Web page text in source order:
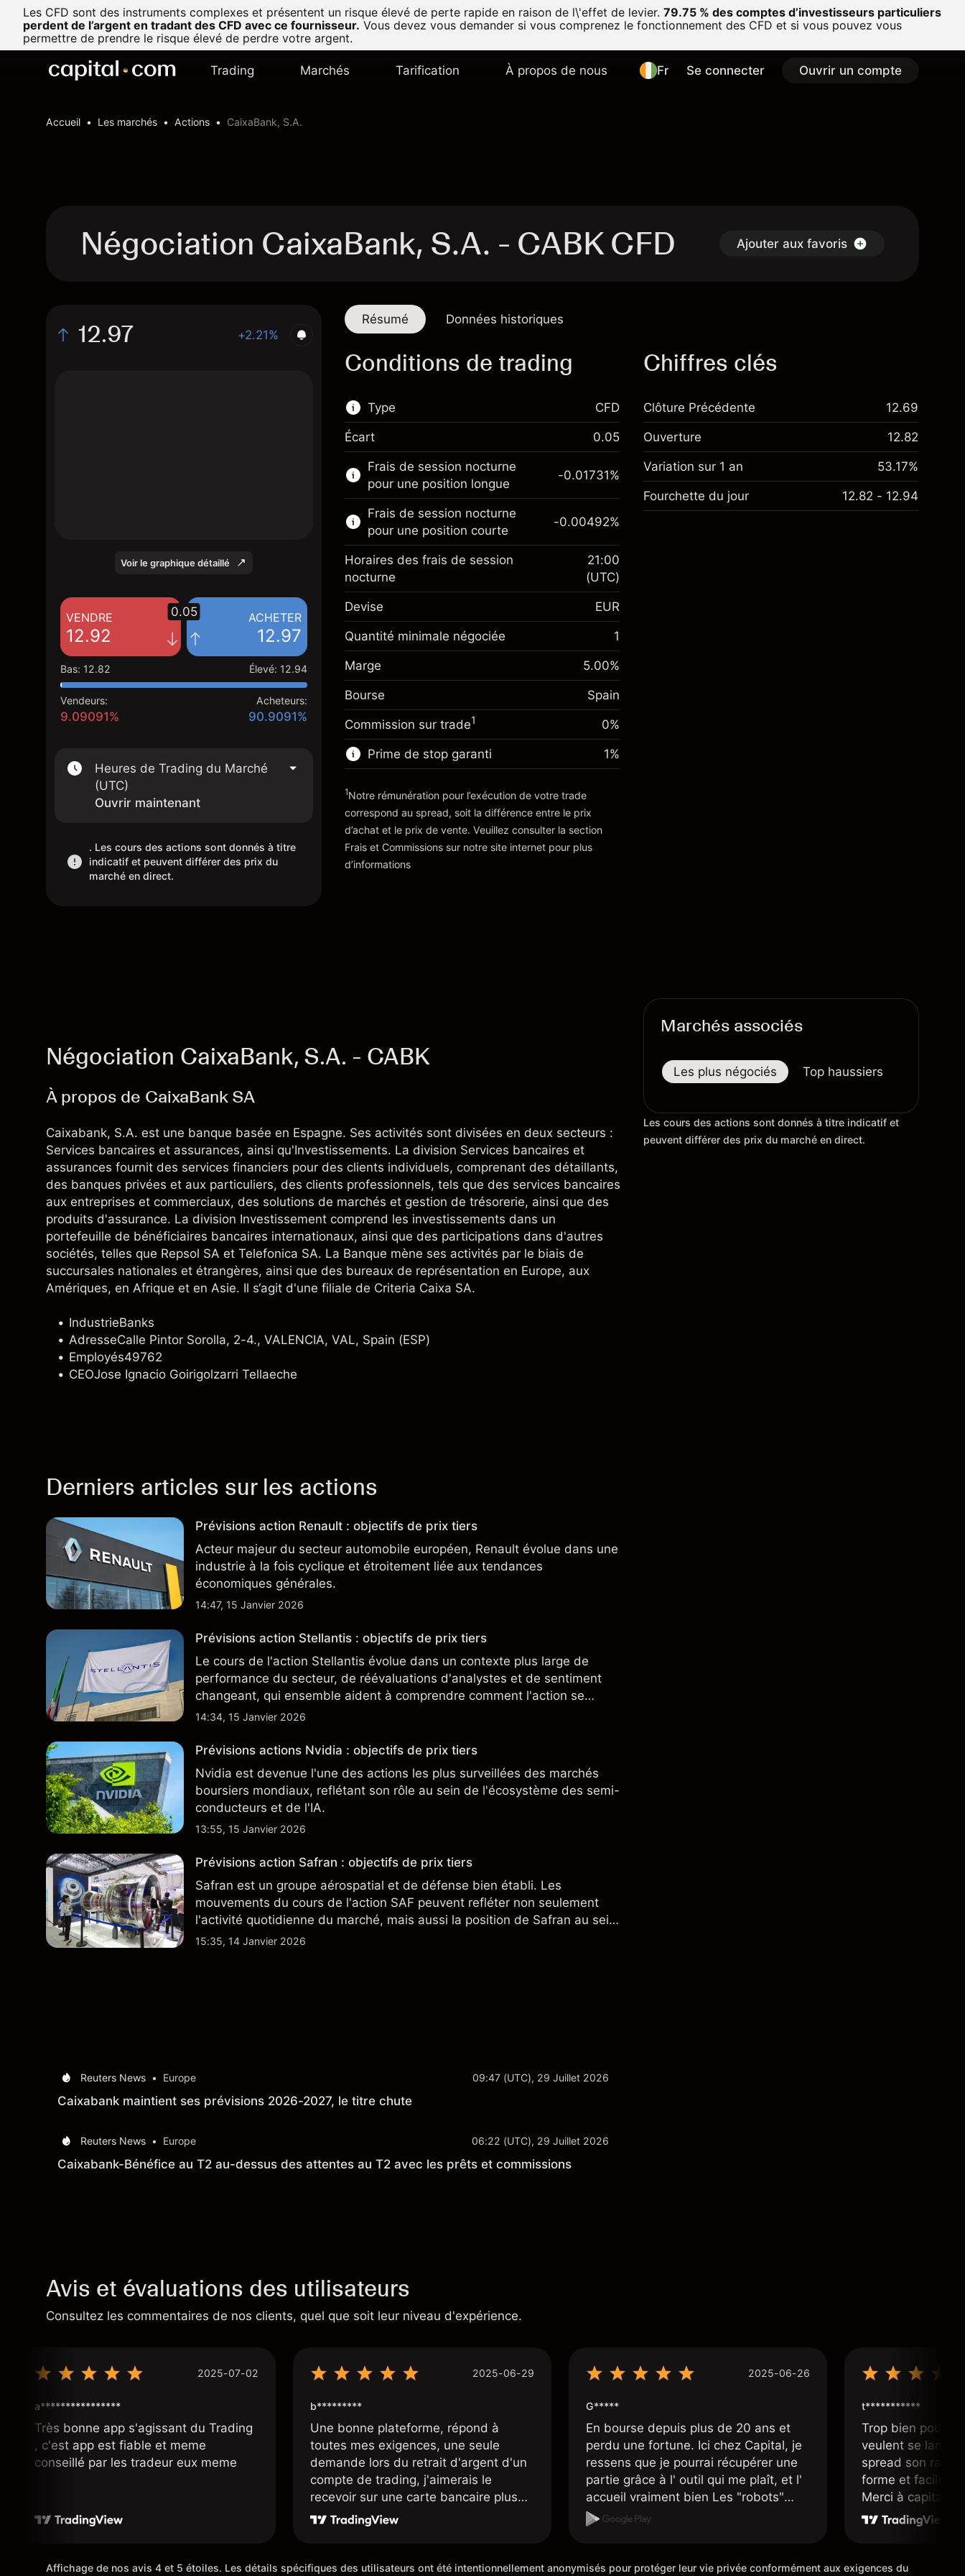
Les CFD sont des instruments complexes et présentent un risque élevé de perte rapide en raison de l\'effet de levier. 79.75 % des comptes d’investisseurs particuliers
perdent de l’argent en tradant des CFD avec ce fournisseur. Vous devez vous demander si vous comprenez le fonctionnement des CFD et si vous pouvez vous
permettre de prendre le risque élevé de perdre votre argent.
Trading Marchés Tarification À propos de nous Fr Se connecter Ouvrir un compte
Accueil Les marchés Actions CaixaBank, S.A.
Négociation CaixaBank, S.A. - CABK CFD Ajouter aux favoris
12.97 +2.21%
Voir le graphique détaillé
VENDRE
12.92
ACHETER
12.97
0.05
Bas: 12.82 Élevé: 12.94
Vendeurs:
9.09091%
Acheteurs:
90.9091%
Heures de Trading du Marché
(UTC)
Ouvrir maintenant
. Les cours des actions sont donnés à titre
indicatif et peuvent différer des prix du
marché en direct.
Résumé Données historiques
Conditions de trading
Type
Ce marché financier est disponible pour le
trading de CFD.
En savoir plus sur :
CFD
CFD
Écart 0.05
Frais de session nocturne
pour une position longue
Marge. Votre
investissement
€1,000.00
Ajustement des fonds de
Frais sur la valeur totale de la
position
-0.017307
(-€3.46)
Taille de la position avec effet de levier
~€20,000.00
Valeur nominale avec effet de levier
~€19,000.00
Vers la plateforme
-0.01731%
Frais de session nocturne
pour une position courte
€1,000.00
Ajustement des fonds de
Frais sur la valeur totale de la
-0.004915
(-€0.98)
Taille de la position avec effet de levier
Valeur nominale avec effet de levier
~€19,000.00
Vers la plateforme
-0.00492%
Horaires des frais de session
nocturne
21:00
(UTC)
Devise EUR
Quantité minimale négociée 1
Marge 5.00%
Bourse Spain
Commission sur trade1 0%
Prime de stop garanti
'Tarifs et Frais
1%
1Notre rémunération pour l’exécution de votre trade
correspond au spread, soit la différence entre le prix
d’achat et le prix de vente. Veuillez consulter la section
Frais et Commissions sur notre site internet pour plus
d’informations
Chiffres clés
Clôture Précédente 12.69
Ouverture 12.82
Variation sur 1 an 53.17%
Fourchette du jour 12.82 - 12.94
Négociation CaixaBank, S.A. - CABK
À propos de CaixaBank SA
Caixabank, S.A. est une banque basée en Espagne. Ses activités sont divisées en deux secteurs :
Services bancaires et assurances, ainsi qu'Investissements. La division Services bancaires et
assurances fournit des services financiers pour des clients individuels, comprenant des détaillants,
des banques privées et aux particuliers, des clients professionnels, tels que des services bancaires
aux entreprises et commerciaux, des solutions de marchés et gestion de trésorerie, ainsi que des
produits d'assurance. La division Investissement comprend les investissements dans un
portefeuille de bénéficiaires bancaires internationaux, ainsi que des participations dans d'autres
sociétés, telles que Repsol SA et Telefonica SA. La Banque mène ses activités par le biais de
succursales nationales et étrangères, ainsi que des bureaux de représentation en Europe, aux
Amériques, en Afrique et en Asie. Il s‘agit d'une filiale de Criteria Caixa SA.
IndustrieBanks
AdresseCalle Pintor Sorolla, 2-4., VALENCIA, VAL, Spain (ESP)
Employés49762
CEOJose Ignacio Goirigolzarri Tellaeche
Derniers articles sur les actions
Prévisions action Renault : objectifs de prix tiers
Acteur majeur du secteur automobile européen, Renault évolue dans une
industrie à la fois cyclique et étroitement liée aux tendances
économiques générales.
14:47, 15 Janvier 2026
Prévisions action Stellantis : objectifs de prix tiers
Le cours de l'action Stellantis évolue dans un contexte plus large de
performance du secteur, de réévaluations d'analystes et de sentiment
changeant, qui ensemble aident à comprendre comment l'action se
négocie actuellement.
14:34, 15 Janvier 2026
Prévisions actions Nvidia : objectifs de prix tiers
Nvidia est devenue l'une des actions les plus surveillées des marchés
boursiers mondiaux, reflétant son rôle au sein de l'écosystème des semi-
conducteurs et de l'IA.
13:55, 15 Janvier 2026
Prévisions action Safran : objectifs de prix tiers
Safran est un groupe aérospatial et de défense bien établi. Les
mouvements du cours de l'action SAF peuvent refléter non seulement
l'activité quotidienne du marché, mais aussi la position de Safran au sein
du marché actions français et du secteur aérospatial et de la défense
15:35, 14 Janvier 2026
Reuters News • Europe 09:47 (UTC), 29 Juillet 2026
Caixabank maintient ses prévisions 2026-2027, le titre chute
Reuters News • Europe 06:22 (UTC), 29 Juillet 2026
Caixabank-Bénéfice au T2 au-dessus des attentes au T2 avec les prêts et commissions
Marchés associés
Les plus négociés Top haussiers
Les cours des actions sont donnés à titre indicatif et
peuvent différer des prix du marché en direct.
Avis et évaluations des utilisateurs
Consultez les commentaires de nos clients, quel que soit leur niveau d'expérience.
2025-07-02
a****************
Très bonne app s'agissant du Trading
, c'est app est fiable et meme
conseillé par les tradeur eux meme
2025-06-29
b*********
Une bonne plateforme, répond à
toutes mes exigences, une seule
demande lors du retrait d'argent d'un
compte de trading, j'aimerais le
recevoir sur une carte bancaire plus
rapidement, mais dans l'ensemble je
2025-06-26
G*****
En bourse depuis plus de 20 ans et
perdu une fortune. Ici chez Capital, je
ressens que je pourrai récupérer une
partie grâce à l' outil qui me plaît, et l'
accueil vraiment bien Les "robots"
sont super accueillants et nous
t***********
Trop bien pour
veulent se
spread son
forme et facile
Merci à
mis en place
Affichage de nos avis 4 et 5 étoiles. Les détails spécifiques des utilisateurs ont été intentionnellement anonymisés pour protéger leur vie privée conformément aux exigences du